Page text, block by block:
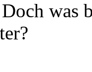
was